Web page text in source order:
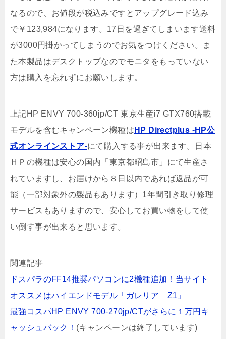
なるので、お値段が税込みですとアップグレード込み
で￥123,984になります。17日を過ぎてしまいます送料
が3000円掛かってしまうのでお気をつけください。ま
た本製品はデスクトップなのでモニタをもっていない
方は購入を忘れずにお願いします。
上記HP ENVY 700-360jp/CT 東京生産i7 GTX760搭載
モデルを含むキャンペーン機種は HP Directplus -HP公
式オンラインストア-にて購入する事が出来ます。日本
ＨＰの機種は安心の国内「東京都昭島市」にて生産さ
れていますし、お届けから８日以内であれば返品が可
能（一部対象外の製品もあります）1年間引き取り修理
サービスもありますので、安心してお買い物をして使
い倒す事が出来ると思います。
関連記事
ドスパラのFF14推奨パソコンに2機種追加！当サイト
オススメはハイエンドモデル「ガレリア Z1」
最強コスパHP ENVY 700-270jp/CTがさらに１万円キ
ャッシュバック！ (キャンペーンは終了しています)